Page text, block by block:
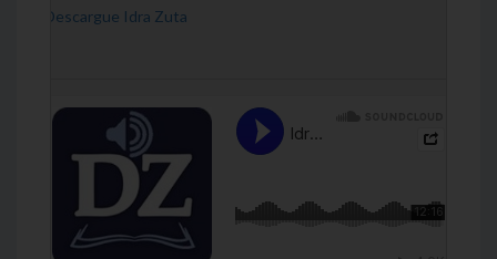
[Descargue Idra Zuta